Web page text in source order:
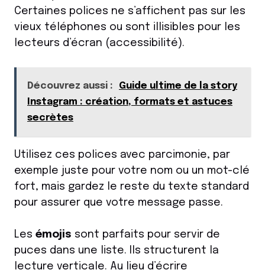
Certaines polices ne s’affichent pas sur les
vieux téléphones ou sont illisibles pour les
lecteurs d’écran (accessibilité).
Découvrez aussi :
Guide ultime de la story
Instagram : création, formats et astuces
secrètes
Utilisez ces polices avec parcimonie, par
exemple juste pour votre nom ou un mot-clé
fort, mais gardez le reste du texte standard
pour assurer que votre message passe.
Les émojis sont parfaits pour servir de
puces dans une liste. Ils structurent la
lecture verticale. Au lieu d’écrire